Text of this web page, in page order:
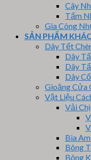
Cây
Tấm
Gia Công
SẢN PHẨM
Dây Tết
Dây
Dây
Dây
Gioăng Cửa
Vật Liệu
Vải
Bìa
Bông
Bông